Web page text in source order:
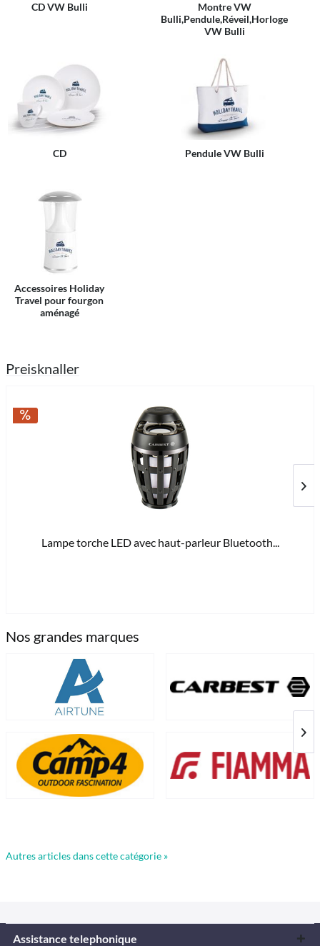
CD VW Bulli
Montre VW
Bulli,Pendule,Réveil,Horloge
VW Bulli
CD Pendule VW Bulli
Accessoires Holiday
Travel pour fourgon
aménagé
Preisknaller
Lampe torche LED avec haut-parleur Bluetooth...
Nos grandes marques
Autres articles dans cette catégorie »
Assistance telephonique